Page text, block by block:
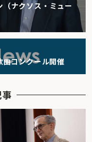
（ナクソス・ミュー
コンクール開催